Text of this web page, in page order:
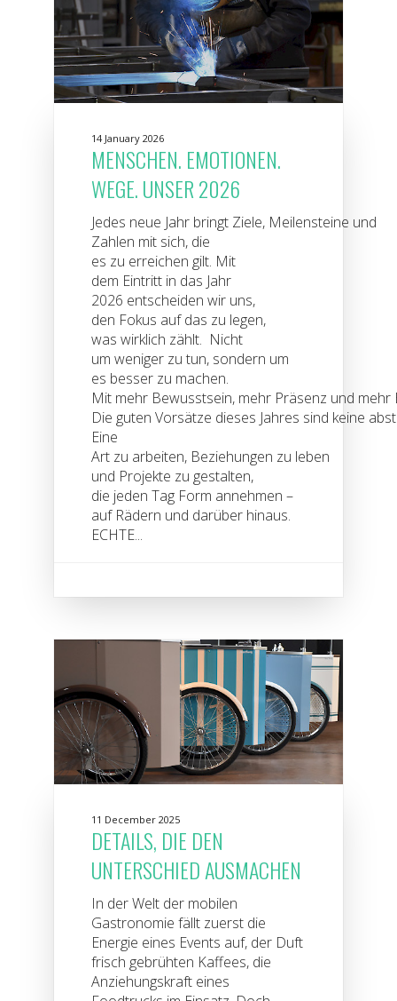
14 January 2026
MENSCHEN. EMOTIONEN.
WEGE. UNSER 2026
Jedes neue Jahr bringt Ziele, Meilensteine und
Zahlen mit sich, die
es zu erreichen gilt. Mit
dem Eintritt in das Jahr
2026 entscheiden wir uns,
den Fokus auf das zu legen,
was wirklich zählt. Nicht
um weniger zu tun, sondern um
es besser zu machen.
Mit mehr Bewusstsein, mehr Präsenz und
Die guten Vorsätze dieses Jahres sind keine
Eine
Art zu arbeiten, Beziehungen zu leben
und Projekte zu gestalten,
die jeden Tag Form annehmen –
auf Rädern und darüber hinaus.
ECHTE...
11 December 2025
DETAILS, DIE DEN
UNTERSCHIED AUSMACHEN
In der Welt der mobilen
Gastronomie fällt zuerst die
Energie eines Events auf, der Duft
frisch gebrühten Kaffees, die
Anziehungskraft eines